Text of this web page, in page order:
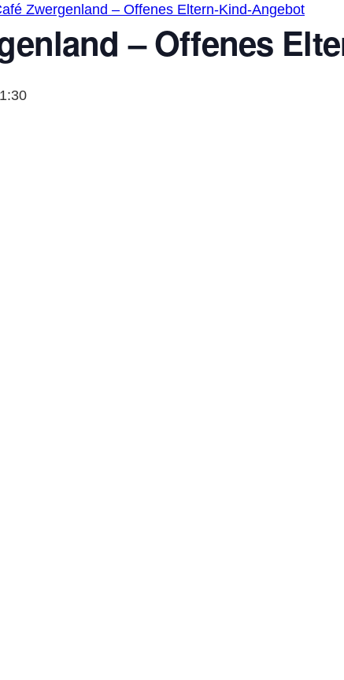
Zwergenland – Offenes Eltern-Kind-Angebot
– Offenes